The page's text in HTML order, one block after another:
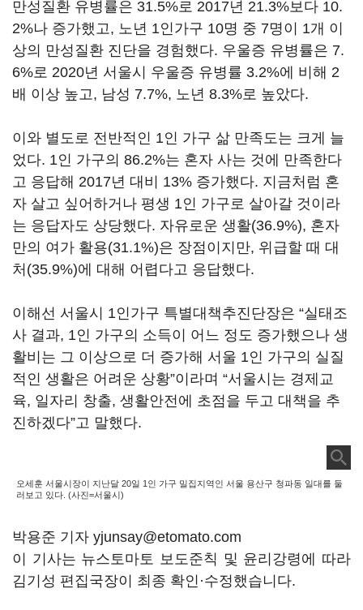
만성질환 유병률은 31.5%로 2017년 21.3%보다 10.
2%나 증가했고, 노년 1인가구 10명 중 7명이 1개 이
상의 만성질환 진단을 경험했다. 우울증 유병률은 7.
6%로 2020년 서울시 우울증 유병률 3.2%에 비해 2
배 이상 높고, 남성 7.7%, 노년 8.3%로 높았다.
이와 별도로 전반적인 1인 가구 삶 만족도는 크게 늘
었다. 1인 가구의 86.2%는 혼자 사는 것에 만족한다
고 응답해 2017년 대비 13% 증가했다. 지금처럼 혼
자 살고 싶어하거나 평생 1인 가구로 살아갈 것이라
는 응답자도 상당했다. 자유로운 생활(36.9%), 혼자
만의 여가 활용(31.1%)은 장점이지만, 위급할 때 대
처(35.9%)에 대해 어렵다고 응답했다.
이해선 서울시 1인가구 특별대책추진단장은 “실태조
사 결과, 1인 가구의 소득이 어느 정도 증가했으나 생
활비는 그 이상으로 더 증가해 서울 1인 가구의 실질
적인 생활은 어려운 상황”이라며 “서울시는 경제교
육, 일자리 창출, 생활안전에 초점을 두고 대책을 추
진하겠다”고 말했다.
오세훈 서울시장이 지난달 20일 1인 가구 밀집지역인 서울 용산구 청파동 일대를 둘
러보고 있다. (사진=서울시)
박용준 기자 yjunsay@etomato.com
이 기사는 뉴스토마토 보도준칙 및 윤리강령에 따라
김기성 편집국장이 최종 확인·수정했습니다.